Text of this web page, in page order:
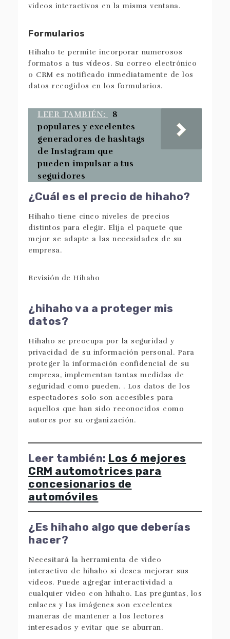
videos interactivos en la misma ventana.
Formularios
Hihaho te permite incorporar numerosos
formatos a tus vídeos. Su correo electrónico
o CRM es notificado inmediatamente de los
datos recogidos en los formularios.
LEER TAMBIÉN:
8
populares y excelentes
generadores de hashtags
de Instagram que
pueden impulsar a tus
seguidores
¿Cuál es el precio de hihaho?
Hihaho tiene cinco niveles de precios
distintos para elegir. Elija el paquete que
mejor se adapte a las necesidades de su
empresa.
¿hihaho va a proteger mis
datos?
Hihaho se preocupa por la seguridad y
privacidad de su información personal. Para
proteger la información confidencial de su
empresa, implementan tantas medidas de
seguridad como pueden. . Los datos de los
espectadores solo son accesibles para
aquellos que han sido reconocidos como
autores por su organización.
Leer también: Los 6 mejores
CRM automotrices para
concesionarios de
automóviles
¿Es hihaho algo que deberías
hacer?
Necesitará la herramienta de video
interactivo de hihaho si desea mejorar sus
videos. Puede agregar interactividad a
cualquier video con hihaho. Las preguntas, los
enlaces y las imágenes son excelentes
maneras de mantener a los lectores
interesados y evitar que se aburran.